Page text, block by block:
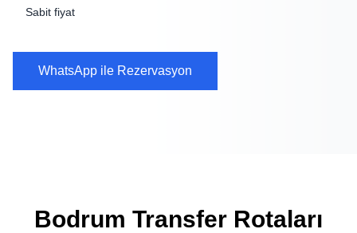
Sabit fiyat
WhatsApp ile Rezervasyon
Bodrum Transfer Rotaları